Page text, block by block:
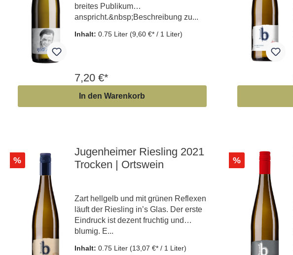
breites Publikum
anspricht.&nbsp;Beschreibung zu...
Inhalt: 0.75 Liter (9,60 €* / 1 Liter)
7,20 €*
In den Warenkorb
%
Jugenheimer Riesling 2021
Trocken | Ortswein
Zart hellgelb und mit grünen Reflexen
läuft der Riesling in’s Glas. Der erste
Eindruck ist dezent fruchtig und
blumig. E...
Inhalt: 0.75 Liter (13,07 €* / 1 Liter)
%